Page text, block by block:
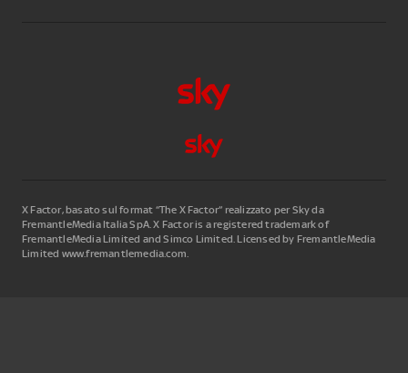
X Factor, basato sul format “The X Factor” realizzato per Sky da
FremantleMedia Italia SpA.X Factor is a registered trademark of
FremantleMedia Limited and Simco Limited. Licensed by FremantleMedia
Limited www.fremantlemedia.com.